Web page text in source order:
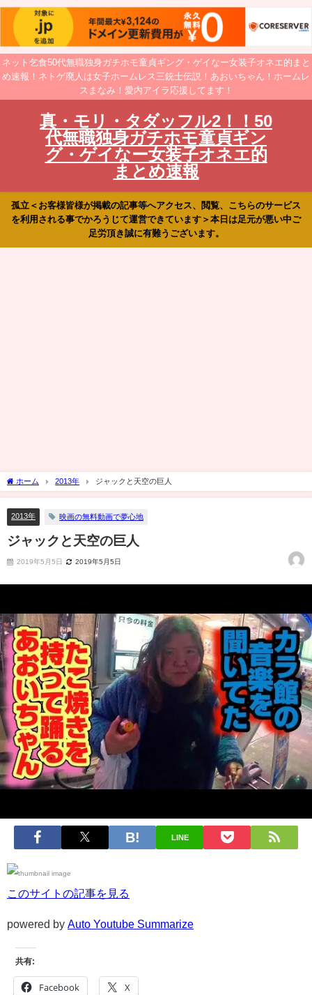
ネット乞食50代無職独身ガチホモ童貞ギング・ゲイなー女装子オネエ的まと
め速報！ネトゲ廃人は女子ホームレス三銃士伝説！あおいちゃん！ホームレ
スまなみ！愛内アイラ応援してます！
真・モリ・タダッフル2！！50
代無職独身ガチホモ童貞ギン
グ・ゲイなー女装子オネエ的
まとめ速報
孤立＜お客様皆様が掲載の記事等へアクセス、閲覧、こちらのサービス
を利用される事でかろうじて運営できています＞本日は足元が悪い中ご
足労頂き誠に有難うございます。
ホーム 2013年 ジャックと天空の巨人
2013年 映画の無料動画で夢心地
ジャックと天空の巨人
2019年5月5日 2019年5月5日
LINE
このサイトの記事を見る
powered by Auto Youtube Summarize
共有:
Facebook X